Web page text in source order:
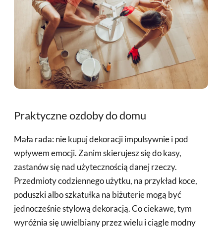
Praktyczne ozdoby do domu
Mała rada: nie kupuj dekoracji impulsywnie i pod
wpływem emocji. Zanim skierujesz się do kasy,
zastanów się nad użytecznością danej rzeczy.
Przedmioty codziennego użytku, na przykład koce,
poduszki albo szkatułka na biżuterie mogą być
jednocześnie stylową dekoracją. Co ciekawe, tym
wyróżnia się uwielbiany przez wielu i ciągle modny